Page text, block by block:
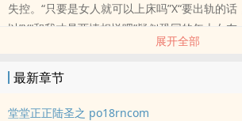
失控。“只要是女人就可以上床吗”X“要出轨的
以”X“和我才是两情相悦吧”疑似恐同的年上女友
年下的修罗场。主角大部分时间都是受。*存在
BDSM，及大量NTR
展开全部
最新章节
堂堂正正陆圣之 po18rncom